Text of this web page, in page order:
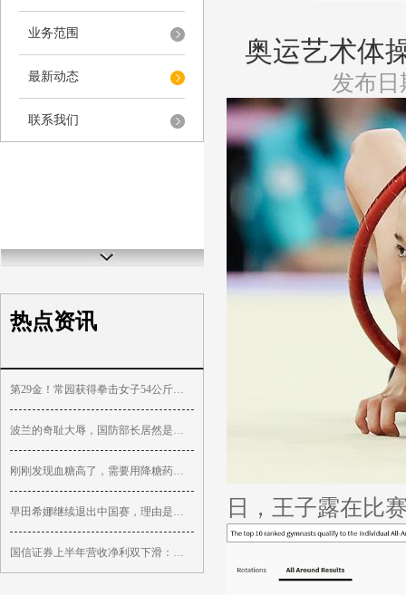
业务范围
最新动态
联系我们
热点资讯
第29金！常园获得拳击女子54公斤级金牌
波兰的奇耻大辱，国防部长居然是苏联人
刚刚发现血糖高了，需要用降糖药吗，能不能逆转？
早田希娜继续退出中国赛，理由是伤病复发，真实情况都清楚
国信证券上半年营收净利双下滑：员工人数减少5%
奥运艺术体
发布日
日，王子露在比